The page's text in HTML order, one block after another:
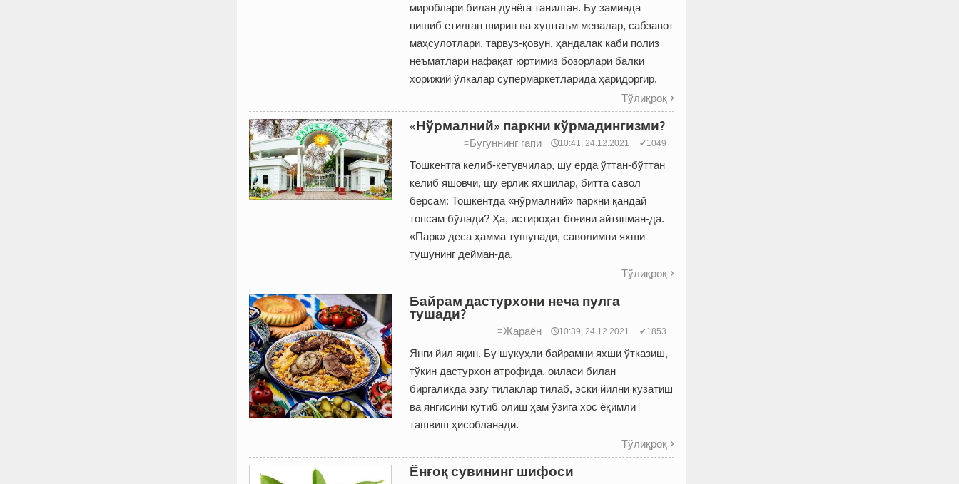
мироблари билан дунёга танилган. Бу заминда
пишиб етилган ширин ва хуштаъм мевалар, сабзавот
маҳсулотлари, тарвуз-қовун, ҳандалак каби полиз
неъматлари нафақат юртимиз бозорлари балки
хорижий ўлкалар супермаркетларида ҳаридоргир.
Тўлиқроқ 
«Нўрмалний» паркни кўрмадингизми?
≡Бугуннинг гапи 🕔10:41, 24.12.2021 ✔1049
Тошкентга келиб-кетувчилар, шу ерда ўттан-бўттан
келиб яшовчи, шу ерлик яхшилар, битта савол
берсам: Тошкентда «нўрмалний» парк­ни қандай
топсам бўлади? Ҳа, истироҳат боғини айтяпман-да.
«Парк» деса ҳамма тушунади, саволимни яхши
тушунинг дейман-да.
Тўлиқроқ 
Байрам дастурхони неча пулга
тушади?
≡Жараён 🕔10:39, 24.12.2021 ✔1853
Янги йил яқин. Бу шукуҳли байрамни яхши ўтказиш,
тўкин дастурхон атрофида, оиласи билан
биргаликда эзгу тилаклар тилаб, эски йилни кузатиш
ва янгисини кутиб олиш ҳам ўзига хос ёқимли
ташвиш ҳисобланади.
Тўлиқроқ 
Ёнғоқ сувининг шифоси